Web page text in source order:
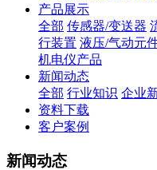
产品展示
全部 传感器/变送器
行装置 液压/气动元
机电仪产品
新闻动态
全部 行业知识 企业
资料下载
客户案例
新闻动态